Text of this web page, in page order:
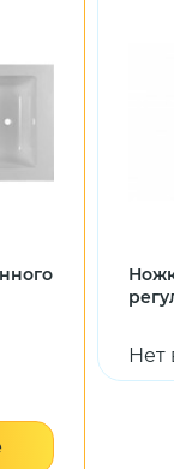
Нет